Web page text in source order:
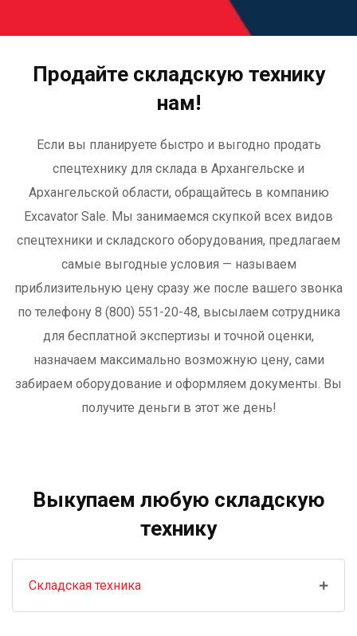
Продайте складскую технику
нам!
Если вы планируете быстро и выгодно продать
спецтехнику для склада в Архангельске и
Архангельской области, обращайтесь в компанию
Excavator Sale. Мы занимаемся скупкой всех видов
спецтехники и складского оборудования, предлагаем
самые выгодные условия — называем
приблизительную цену сразу же после вашего звонка
по телефону 8 (800) 551-20-48, высылаем сотрудника
для бесплатной экспертизы и точной оценки,
назначаем максимально возможную цену, сами
забираем оборудование и оформляем документы. Вы
получите деньги в этот же день!
Выкупаем любую складскую
технику
Складская техника